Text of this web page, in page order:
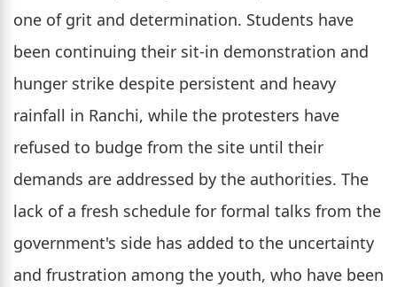
one of grit and determination. Students have
been continuing their sit-in demonstration and
hunger strike despite persistent and heavy
rainfall in Ranchi, while the protesters have
refused to budge from the site until their
demands are addressed by the authorities. The
lack of a fresh schedule for formal talks from the
government's side has added to the uncertainty
and frustration among the youth, who have been